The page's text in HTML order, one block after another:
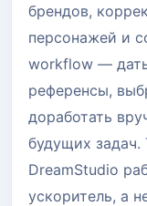
брендов,
персонажей и
workflow —
референсы,
доработать
будущих задач.
DreamStudio
ускоритель, а